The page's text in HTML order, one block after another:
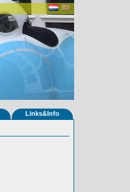
Links&Info